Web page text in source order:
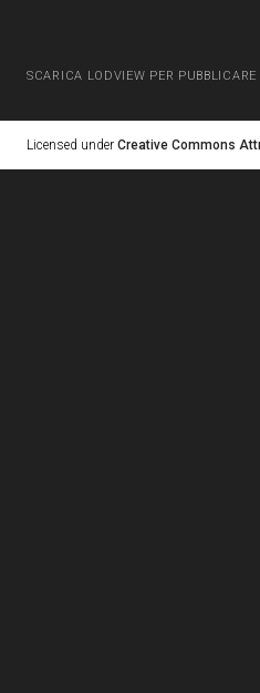
SCARICA LODVIEW PER
Licensed under Creative Commons